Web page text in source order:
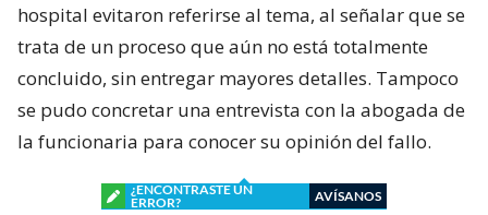
hospital evitaron referirse al tema, al señalar que se
trata de un proceso que aún no está totalmente
concluido, sin entregar mayores detalles. Tampoco
se pudo concretar una entrevista con la abogada de
la funcionaria para conocer su opinión del fallo.
¿ENCONTRASTE UN
ERROR?
AVÍSANOS